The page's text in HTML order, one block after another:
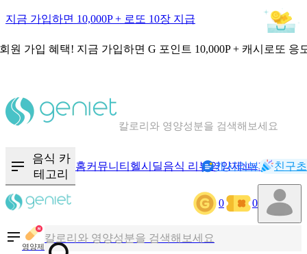
지금 가입하면 10,000P + 로또 10장 지급
원 가입 혜택! 지금 가입하면 G 포인트 10,000P + 캐시로또 응
칼로리와 영양성분을 검색해보세요
음식 카
테고리
홈커뮤니티 헬시딜음식 리뷰영양제NEW기록
캐시리뷰 친구
0 0
영양제
칼로리와 영양성분을 검색해보세요